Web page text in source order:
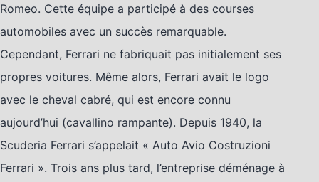
Romeo. Cette équipe a participé à des courses
automobiles avec un succès remarquable.
Cependant, Ferrari ne fabriquait pas initialement ses
propres voitures. Même alors, Ferrari avait le logo
avec le cheval cabré, qui est encore connu
aujourd’hui (cavallino rampante). Depuis 1940, la
Scuderia Ferrari s’appelait « Auto Avio Costruzioni
Ferrari ». Trois ans plus tard, l’entreprise déménage à